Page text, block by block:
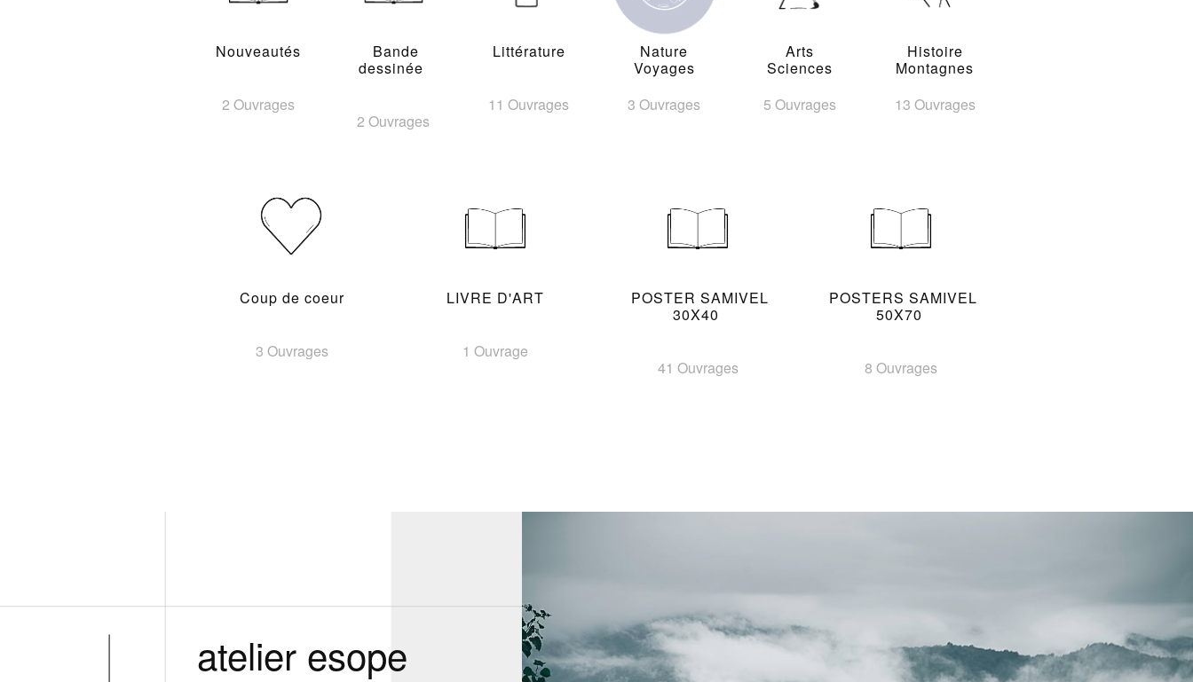
Nouveautés
2 Ouvrages
Bande
dessinée
2 Ouvrages
Littérature
11 Ouvrages
Nature
Voyages
3 Ouvrages
Arts
Sciences
5 Ouvrages
Histoire
Montagnes
13 Ouvrages
Coup de coeur
3 Ouvrages
LIVRE D'ART
1 Ouvrage
POSTER SAMIVEL
30X40
41 Ouvrages
POSTERS SAMIVEL
50X70
8 Ouvrages
atelier esope